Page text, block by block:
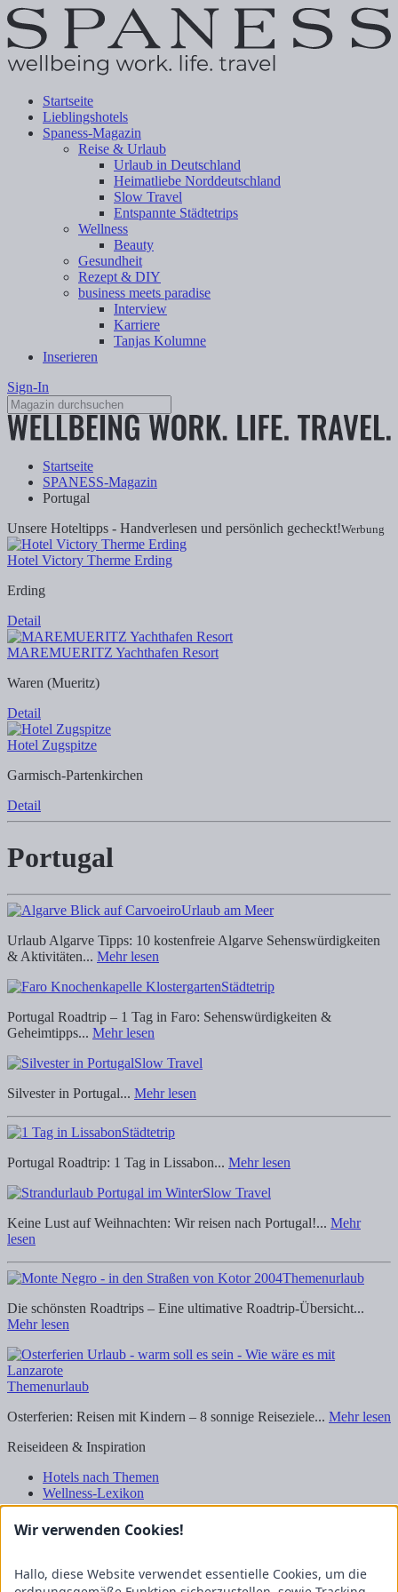
Startseite
Lieblingshotels
Spaness-Magazin
Reise & Urlaub
Urlaub in Deutschland
Heimatliebe Norddeutschland
Slow Travel
Entspannte Städtetrips
Wellness
Beauty
Gesundheit
Rezept & DIY
business meets paradise
Interview
Karriere
Tanjas Kolumne
Inserieren
Sign-In
Startseite
SPANESS-Magazin
Portugal
Unsere Hoteltipps - Handverlesen und persönlich gecheckt!Werbung
Hotel Victory Therme Erding
Erding
Detail
MAREMUERITZ Yachthafen Resort
Waren (Mueritz)
Detail
Hotel Zugspitze
Garmisch-Partenkirchen
Detail
Portugal
Urlaub am Meer
Urlaub Algarve Tipps: 10 kostenfreie Algarve Sehenswürdigkeiten
& Aktivitäten... Mehr lesen
Städtetrip
Portugal Roadtrip – 1 Tag in Faro: Sehenswürdigkeiten &
Geheimtipps... Mehr lesen
Slow Travel
Silvester in Portugal... Mehr lesen
Städtetrip
Portugal Roadtrip: 1 Tag in Lissabon... Mehr lesen
Slow Travel
Keine Lust auf Weihnachten: Wir reisen nach Portugal!... Mehr
lesen
Themenurlaub
Die schönsten Roadtrips – Eine ultimative Roadtrip-Übersicht...
Mehr lesen
Themenurlaub
Osterferien: Reisen mit Kindern – 8 sonnige Reiseziele... Mehr lesen
Reiseideen & Inspiration
Hotels nach Themen
Wellness-Lexikon
Business-Lexikon
Urlaubsregionen in Deutschland
Kooperation & Zusammenarbeit
Wir verwenden Cookies!
Hallo, diese Website verwendet essentielle Cookies, um die